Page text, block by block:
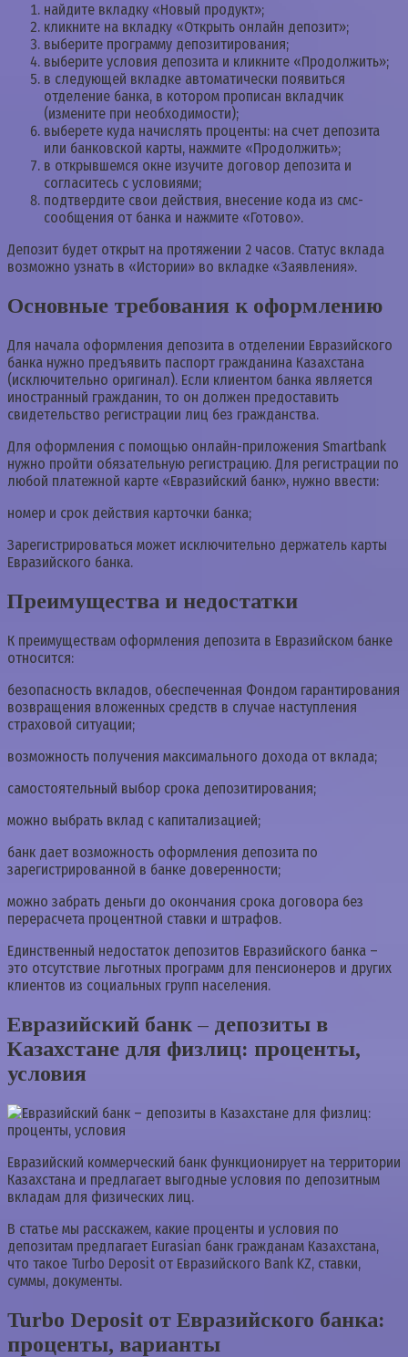
найдите вкладку «Новый продукт»;
кликните на вкладку «Открыть онлайн депозит»;
выберите программу депозитирования;
выберите условия депозита и кликните «Продолжить»;
в следующей вкладке автоматически появиться
отделение банка, в котором прописан вкладчик
(измените при необходимости);
выберете куда начислять проценты: на счет депозита
или банковской карты, нажмите «Продолжить»;
в открывшемся окне изучите договор депозита и
согласитесь с условиями;
подтвердите свои действия, внесение кода из смс-
сообщения от банка и нажмите «Готово».
Депозит будет открыт на протяжении 2 часов. Статус вклада
возможно узнать в «Истории» во вкладке «Заявления».
Основные требования к оформлению
Для начала оформления депозита в отделении Евразийского
банка нужно предъявить паспорт гражданина Казахстана
(исключительно оригинал). Если клиентом банка является
иностранный гражданин, то он должен предоставить
свидетельство регистрации лиц без гражданства.
Для оформления с помощью онлайн-приложения Smartbank
нужно пройти обязательную регистрацию. Для регистрации по
любой платежной карте «Евразийский банк», нужно ввести:
номер и срок действия карточки банка;
Зарегистрироваться может исключительно держатель карты
Евразийского банка.
Преимущества и недостатки
К преимуществам оформления депозита в Евразийском банке
относится:
безопасность вкладов, обеспеченная Фондом гарантирования
возвращения вложенных средств в случае наступления
страховой ситуации;
возможность получения максимального дохода от вклада;
самостоятельный выбор срока депозитирования;
можно выбрать вклад с капитализацией;
банк дает возможность оформления депозита по
зарегистрированной в банке доверенности;
можно забрать деньги до окончания срока договора без
перерасчета процентной ставки и штрафов.
Единственный недостаток депозитов Евразийского банка –
это отсутствие льготных программ для пенсионеров и других
клиентов из социальных групп населения.
Евразийский банк – депозиты в
Казахстане для физлиц: проценты,
условия
Евразийский коммерческий банк функционирует на территории
Казахстана и предлагает выгодные условия по депозитным
вкладам для физических лиц.
В статье мы расскажем, какие проценты и условия по
депозитам предлагает Eurasian банк гражданам Казахстана,
что такое Turbo Deposit от Евразийского Bank KZ, ставки,
суммы, документы.
Turbo Deposit от Евразийского банка:
проценты, варианты